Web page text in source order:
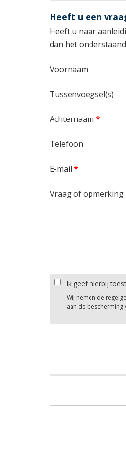
Heeft u een
Heeft u naar
dan het
Voornaam
Tussenvoegsel(s)
Achternaam *
Telefoon
E-mail *
Vraag of opmerking
Ik geef hierbij
Wij nemen de
aan de bescherming